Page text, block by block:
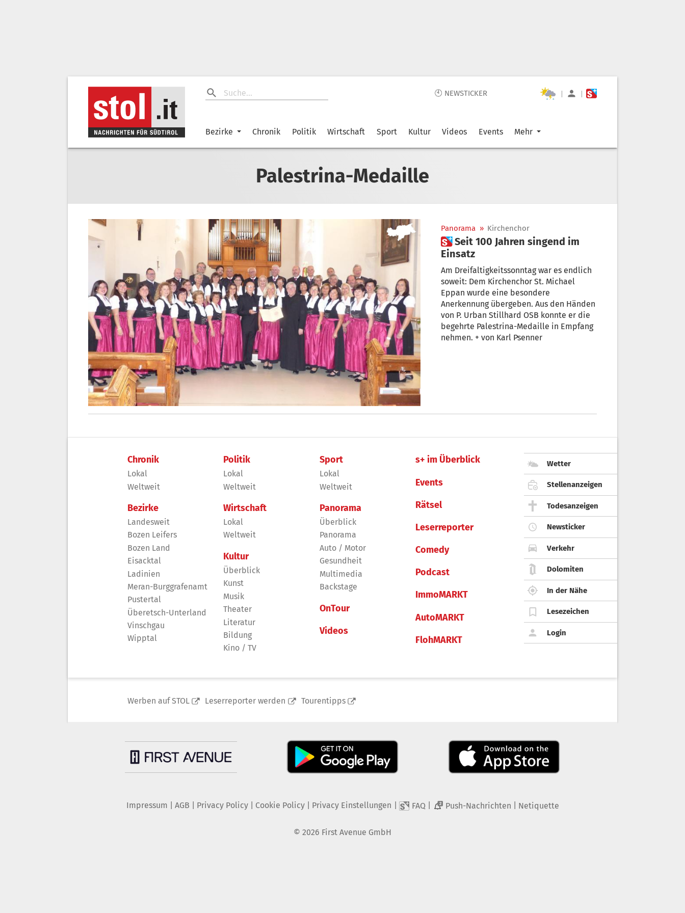
🕙 NEWSTICKER | |
Bezirke Chronik Politik Wirtschaft Sport Kultur Videos Events Mehr
Palestrina-Medaille
Panorama » Kirchenchor
 Seit 100 Jahren singend im
Einsatz
Am Dreifaltigkeitssonntag war es endlich
soweit: Dem Kirchenchor St. Michael
Eppan wurde eine besondere
Anerkennung übergeben. Aus den Händen
von P. Urban Stillhard OSB konnte er die
begehrte Palestrina-Medaille in Empfang
nehmen. + von Karl Psenner
Chronik
Lokal
Weltweit
Bezirke
Landesweit
Bozen Leifers
Bozen Land
Eisacktal
Ladinien
Meran-Burggrafenamt
Pustertal
Überetsch-Unterland
Vinschgau
Wipptal
Politik
Lokal
Weltweit
Wirtschaft
Lokal
Weltweit
Kultur
Überblick
Kunst
Musik
Theater
Literatur
Bildung
Kino / TV
Sport
Lokal
Weltweit
Panorama
Überblick
Panorama
Auto / Motor
Gesundheit
Multimedia
Backstage
OnTour
Videos
s+ im Überblick
Events
Rätsel
Leserreporter
Comedy
Podcast
ImmoMARKT
AutoMARKT
FlohMARKT
Wetter
Stellenanzeigen
Todesanzeigen
Newsticker
Verkehr
Dolomiten
In der Nähe
Lesezeichen
Login
Werben auf STOL Leserreporter werden Tourentipps
Impressum AGB Privacy Policy| Cookie Policy| Privacy Einstellungen FAQ 2 Push-Nachrichten Netiquette
© 2026 First Avenue GmbH